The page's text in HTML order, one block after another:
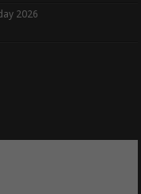
2026